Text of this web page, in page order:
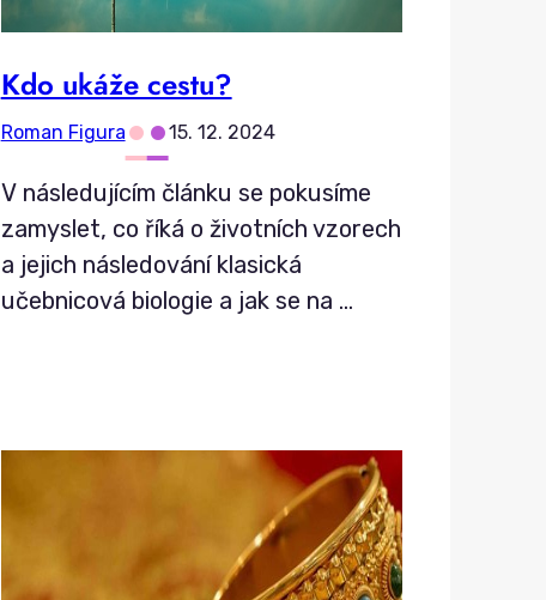
Kdo ukáže cestu?
Roman Figura••15. 12. 2024
V následujícím článku se pokusíme
zamyslet, co říká o životních vzorech
a jejich následování klasická
učebnicová biologie a jak se na …